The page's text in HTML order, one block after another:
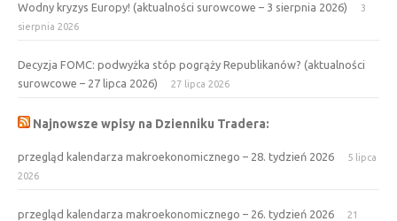
Wodny kryzys Europy! (aktualności surowcowe – 3 sierpnia 2026)
3
sierpnia 2026
Decyzja FOMC: podwyżka stóp pogrąży Republikanów? (aktualności
surowcowe – 27 lipca 2026)
27 lipca 2026
Najnowsze wpisy na Dzienniku Tradera:
przegląd kalendarza makroekonomicznego – 28. tydzień 2026
5 lipca
2026
przegląd kalendarza makroekonomicznego – 26. tydzień 2026
21